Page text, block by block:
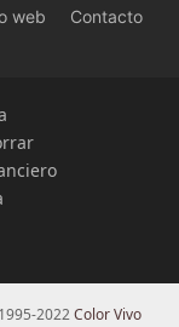
web
Contacto
2022Color Vivo